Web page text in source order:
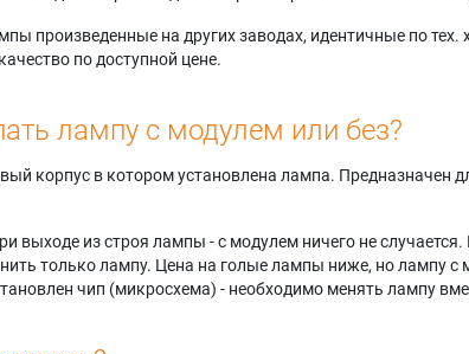
произведенные на других заводах, идентичные по тех.
по доступной цене.
лампу с модулем или без?
корпус в котором установлена лампа. Предназначен
выходе из строя лампы - с модулем ничего не
только лампу. Цена на голые лампы ниже, но лампу
чип (микросхема) - необходимо менять лампу